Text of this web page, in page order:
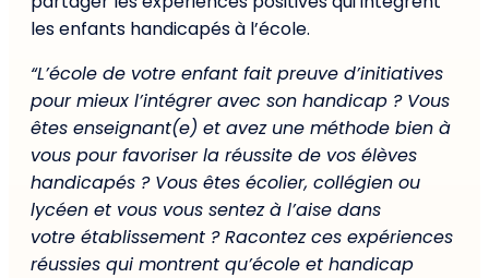
les enfants handicapés à l’école.
“L’école de votre enfant fait preuve d’initiatives
pour mieux l’intégrer avec son handicap ? Vous
êtes enseignant(e) et avez une méthode bien à
vous pour favoriser la réussite de vos élèves
handicapés ? Vous êtes écolier, collégien ou
lycéen et vous vous sentez à l’aise dans
votre établissement ? Racontez ces expériences
réussies qui montrent qu’école et handicap